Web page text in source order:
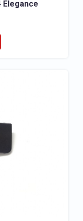
Elegance